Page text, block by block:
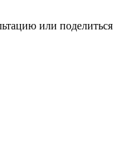
или поделиться